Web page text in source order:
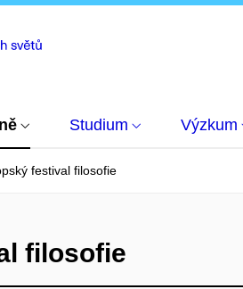
Studium Výzkum
festival filosofie
filosofie